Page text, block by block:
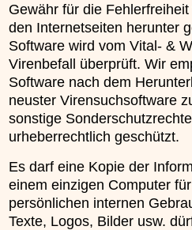
Gewähr für die
den Internetseiten herunter
Software wird vom Vital- &
Virenbefall überprüft. Wir
Software nach dem
neuster Virensuchsoftware
sonstige
urheberrechtlich geschützt.
Es darf eine Kopie der
einem einzigen Computer
persönlichen internen
Texte, Logos, Bilder usw.